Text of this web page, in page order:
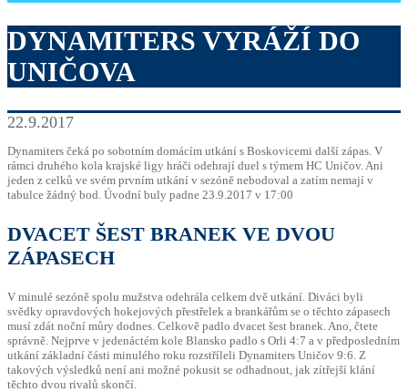
DYNAMITERS VYRÁŽÍ DO
UNIČOVA
22.9.2017
Dynamiters čeká po sobotním domácím utkání s Boskovicemi další zápas. V
rámci druhého kola krajské ligy hráči odehrají duel s týmem HC Uničov. Ani
jeden z celků ve svém prvním utkání v sezóně nebodoval a zatím nemají v
tabulce žádný bod. Úvodní buly padne 23.9.2017 v 17:00
DVACET ŠEST BRANEK VE DVOU
ZÁPASECH
V minulé sezóně spolu mužstva odehrála celkem dvě utkání. Diváci byli
svědky opravdových hokejových přestřelek a brankářům se o těchto zápasech
musí zdát noční můry dodnes. Celkově padlo dvacet šest branek. Ano, čtete
správně. Nejprve v jedenáctém kole Blansko padlo s Orli 4:7 a v předposledním
utkání základní části minulého roku rozstříleli Dynamiters Uničov 9:6. Z
takových výsledků není ani možné pokusit se odhadnout, jak zítřejší klání
těchto dvou rivalů skončí.